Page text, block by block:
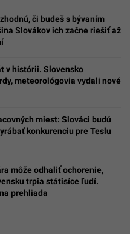
či budeš s bývaním
Slovákov ich začne riešiť až
v histórii. Slovensko
meteorológovia vydali nové
miest: Slováci budú
konkurenciu pre Teslu
môže odhaliť ochorenie,
trpia státisíce ľudí.
prehliada